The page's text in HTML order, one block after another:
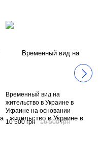
Временный вид на
жительство в Украине в
Украине на основании
трудоустройства в
украинской компании
10 500 грн 16 500 грн